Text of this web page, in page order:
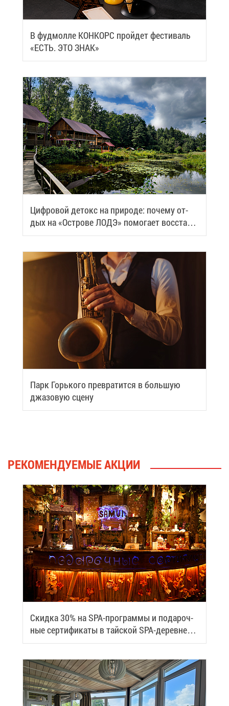
В фуд­мол­ле КОН­КОРС прой­дет фе­сти­валь
«ЕСТЬ. ЭТО ЗНАК»
Циф­ро­вой де­токс на при­ро­де: по­че­му от­
дых на «Ост­ро­ве ЛОДЭ» по­мо­га­ет вос­ста­но­
вить си­лы
Парк Горь­ко­го пре­вра­тит­ся в боль­шую
джа­зо­вую сце­ну
РЕ­КО­МЕН­ДУ­Е­МЫЕ АК­ЦИИ
Скид­ка 30% на SPA-про­грам­мы и по­да­роч­
ные сер­ти­фи­ка­ты в тай­ской SPA-де­ревне
Samui